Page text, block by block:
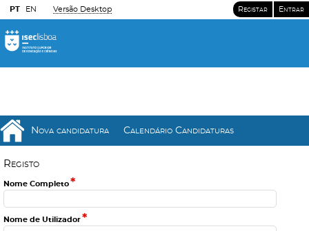
PT EN Versão Desktop Registar Entrar
Nova candidatura Calendário Candidaturas
Registo
Nome Completo*
Nome de Utilizador*